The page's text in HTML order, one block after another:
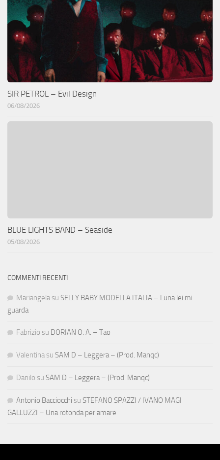
SIR PETROL – Evil Design
06/08/2026
BLUE LIGHTS BAND – Seaside
05/08/2026
COMMENTI RECENTI
Mariangela su SELLY BABY MODELLA ITALIA – Luna lei mi
guarda
Fabrizio su DORIAN O. A. – Tao
Valentina su SAM D – Leggera – (Prod. Manqc)
Danilo su SAM D – Leggera – (Prod. Manqc)
Antonio Bacciocchi su STEFANO SPAZZI / IVANO MAGI
GALLUZZI – Una rotonda per amare